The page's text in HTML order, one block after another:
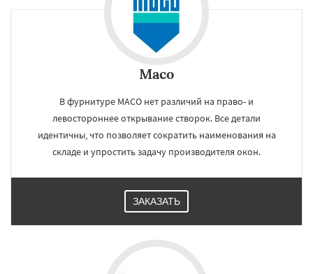
Maco
В фурнитуре MACO нет различий на право- и
левостороннее открывание створок. Все детали
идентичны, что позволяет сократить наименования на
складе и упростить задачу производителя окон.
ЗАКАЗАТЬ